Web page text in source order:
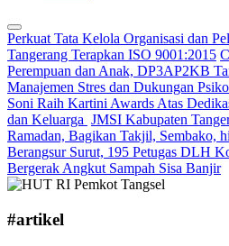
Perkuat Tata Kelola Organisasi dan
Tangerang Terapkan ISO 9001:2015
Perempuan dan Anak, DP3AP2KB
Manajemen Stres dan Dukungan
Soni Raih Kartini Awards Atas
dan Keluarga JMSI Kabupaten
Ramadan, Bagikan Takjil, Sembako,
Berangsur Surut, 195 Petugas DLH
Bergerak Angkut Sampah Sisa Banjir
#artikel